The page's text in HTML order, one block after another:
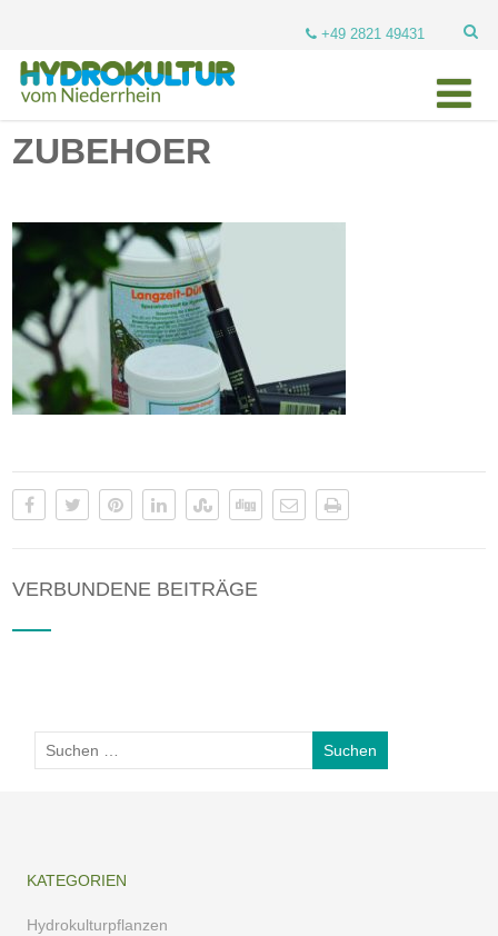
+49 2821 49431
ZUBEHOER
VERBUNDENE BEITRÄGE
KATEGORIEN
Hydrokulturpflanzen